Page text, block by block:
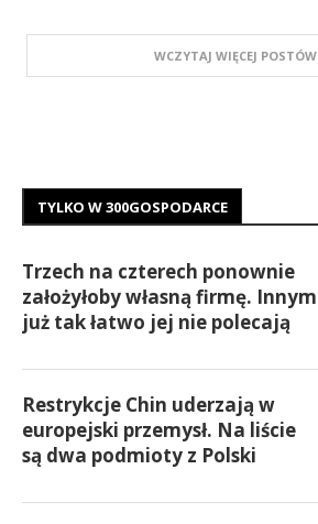
WCZYTAJ WIĘCEJ POSTÓW
TYLKO W 300GOSPODARCE
Trzech na czterech ponownie
założyłoby własną firmę. Innym
już tak łatwo jej nie polecają
Restrykcje Chin uderzają w
europejski przemysł. Na liście
są dwa podmioty z Polski